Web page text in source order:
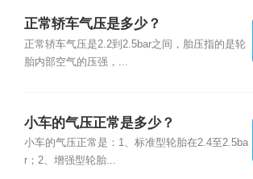
正常轿车气压是多少？
正常轿车气压是2.2到2.5bar之间，胎压指的是轮
胎内部空气的压强，...
小车的气压正常是多少？
小车的气压正常是：1、标准型轮胎在2.4至2.5ba
r；2、增强型轮胎...